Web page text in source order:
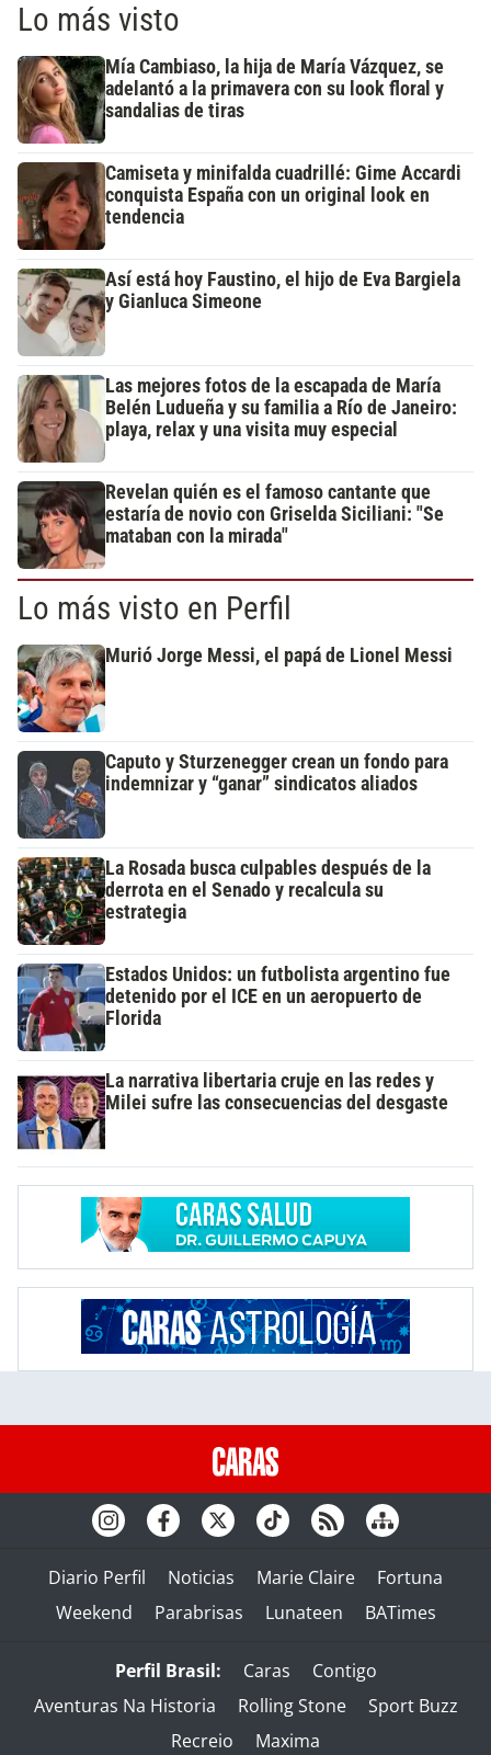
Lo más visto
Mía Cambiaso, la hija de María Vázquez, se
adelantó a la primavera con su look floral y
sandalias de tiras
Camiseta y minifalda cuadrillé: Gime Accardi
conquista España con un original look en
tendencia
Así está hoy Faustino, el hijo de Eva Bargiela
y Gianluca Simeone
Las mejores fotos de la escapada de María
Belén Ludueña y su familia a Río de Janeiro:
playa, relax y una visita muy especial
Revelan quién es el famoso cantante que
estaría de novio con Griselda Siciliani: "Se
mataban con la mirada"
Lo más visto en Perfil
Murió Jorge Messi, el papá de Lionel Messi
Caputo y Sturzenegger crean un fondo para
indemnizar y “ganar” sindicatos aliados
La Rosada busca culpables después de la
derrota en el Senado y recalcula su
estrategia
Estados Unidos: un futbolista argentino fue
detenido por el ICE en un aeropuerto de
Florida
La narrativa libertaria cruje en las redes y
Milei sufre las consecuencias del desgaste
Diario Perfil Noticias Marie Claire
Fortuna
Weekend
Parabrisas Lunateen BATimes
Perfil Brasil: Caras
Contigo
Aventuras Na Historia
Rolling Stone
Sport Buzz
Recreio
Maxima